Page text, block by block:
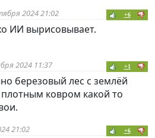
2024 21:02 +6
ИИ вырисовывает.
2024 11:37 +1
березовый лес с землёй
ковром какой то
21:02 +6